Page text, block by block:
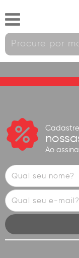
Ao